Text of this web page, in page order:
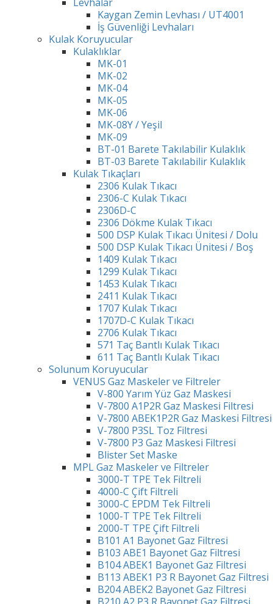
Kaygan Zemin Levhası / UT4001
İş Güvenliği Levhaları
Kulak Koruyucular
Kulaklıklar
MK-01
MK-02
MK-04
MK-05
MK-06
MK-08Y / Yeşil
MK-09
BT-01 Barete Takılabilir Kulaklık
BT-03 Barete Takılabilir Kulaklık
Kulak Tıkaçları
2306 Kulak Tıkacı
2306-C Kulak Tıkacı
2306D-C
2306 Dökme Kulak Tıkacı
500 DSP Kulak Tıkacı Ünitesi / Dolu
500 DSP Kulak Tıkacı Ünitesi / Boş
1409 Kulak Tıkacı
1299 Kulak Tıkacı
1453 Kulak Tıkacı
2411 Kulak Tıkacı
1707 Kulak Tıkacı
1707D-C Kulak Tıkacı
2706 Kulak Tıkacı
571 Taç Bantlı Kulak Tıkacı
611 Taç Bantlı Kulak Tıkacı
Solunum Koruyucular
VENUS Gaz Maskeler ve Filtreler
V-800 Yarım Yüz Gaz Maskesi
V-7800 A1P2R Gaz Maskesi Filtresi
V-7800 ABEK1P2R Gaz Maskesi Filtresi
V-7800 P3SL Toz Filtresi
V-7800 P3 Gaz Maskesi Filtresi
Blister Set Maske
MPL Gaz Maskeler ve Filtreler
3000-T TPE Tek Filtreli
4000-C Çift Filtreli
3000-C EPDM Tek Filtreli
1000-T TPE Tek Filtreli
2000-T TPE Çift Filtreli
B101 A1 Bayonet Gaz Filtresi
B103 ABE1 Bayonet Gaz Filtresi
B104 ABEK1 Bayonet Gaz Filtresi
B113 ABEK1 P3 R Bayonet Gaz Filtresi
B204 ABEK2 Bayonet Gaz Filtresi